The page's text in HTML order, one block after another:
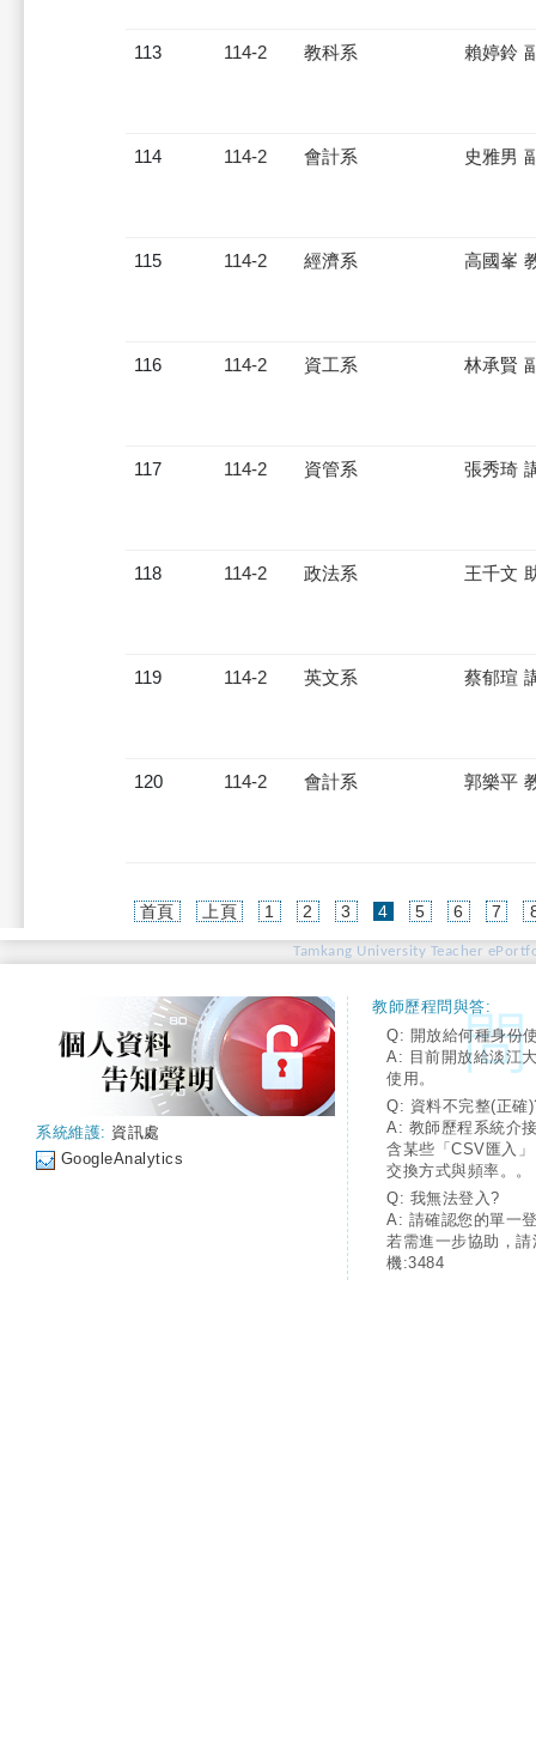
113 114-2 教科系 賴婷鈴
114 114-2 會計系 史雅男
115 114-2 經濟系 高國峯
116 114-2 資工系 林承賢
117 114-2 資管系 張秀琦
118 114-2 政法系 王千文
119 114-2 英文系 蔡郁瑄
120 114-2 會計系 郭樂平
首頁 上頁 1 2 3 4(current)
5 6 7
Tamkang University Teacher
系統維護: 資訊處
GoogleAnalytics
教師歷程問與答:
Q: 開放給何種身份
A: 目前開放給淡江
使用。
Q: 資料不完整(正確
A: 教師歷程系統介
含某些「CSV匯入
交換方式與頻率。。
Q: 我無法登入?
A: 請確認您的單一
若需進一步協助，
機:3484